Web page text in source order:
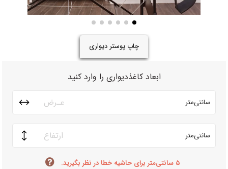
چاپ پوستر دیواری
ابعاد کاغذدیواری را وارد کنید
سانتی‌متر
سانتی‌متر
۵ سانتی‌متر برای حاشیه خطا در نظر بگیرید.